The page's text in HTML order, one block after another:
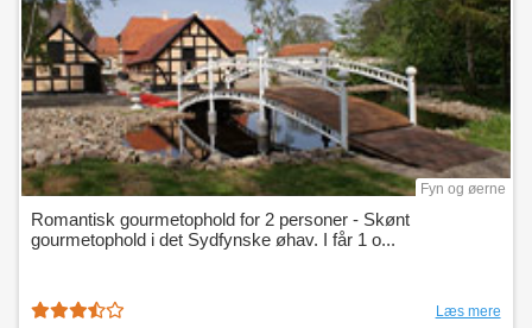
Fyn og øerne
Romantisk gourmetophold for 2 personer - Skønt
gourmetophold i det Sydfynske øhav. I får 1 o...
Læs mere